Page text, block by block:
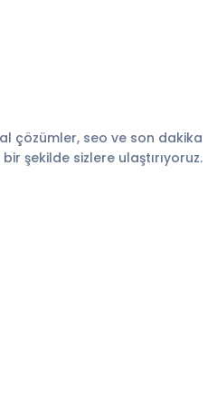
çözümler, seo ve son dakika
şekilde sizlere ulaştırıyoruz.